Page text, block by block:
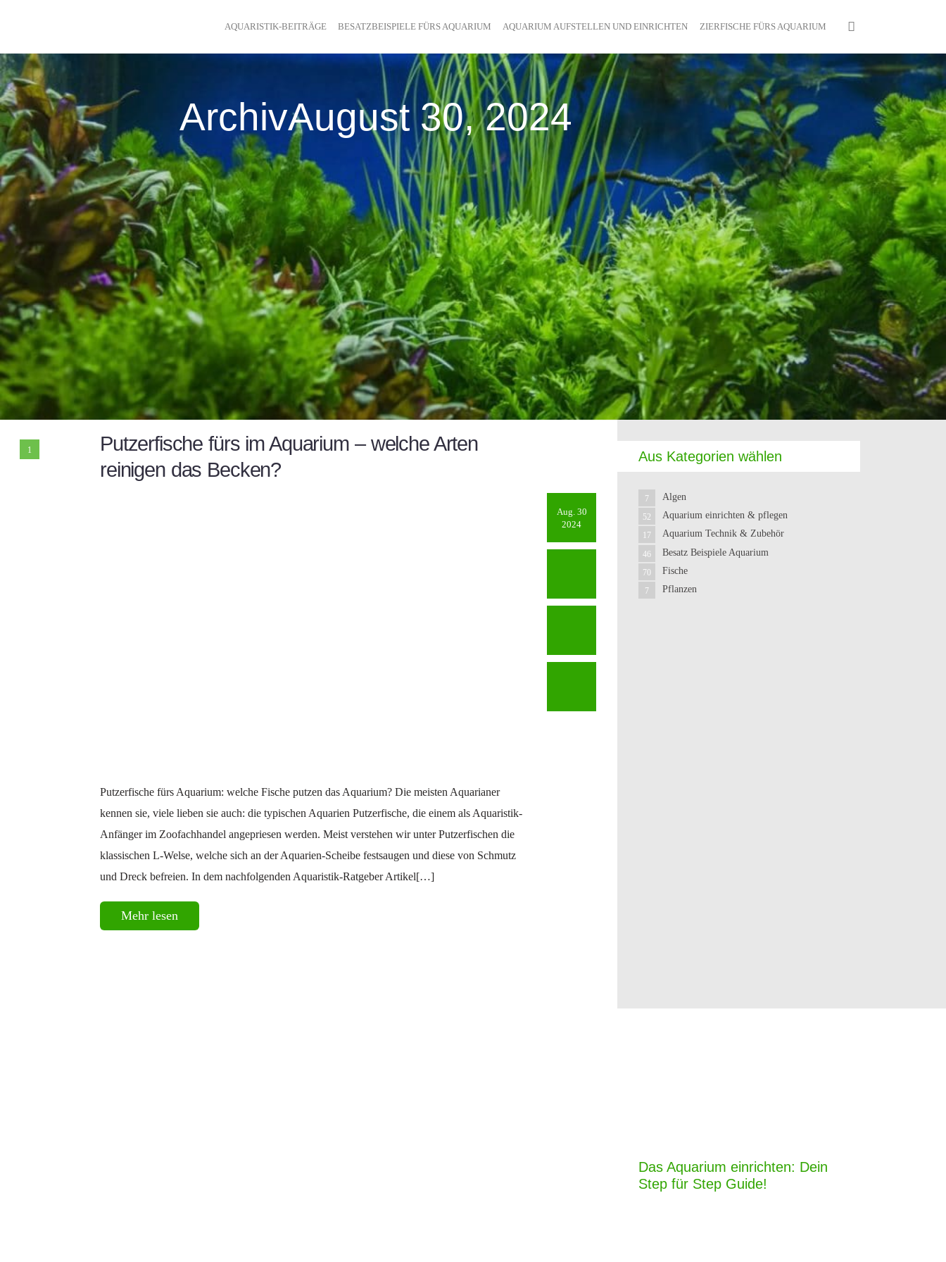
AQUARISTIK-BEITRÄGE BESATZBEISPIELE FÜRS AQUARIUM AQUARIUM AUFSTELLEN UND EINRICHTEN ZIERFISCHE FÜRS AQUARIUM
ArchivAugust 30, 2024
1
Putzerfische fürs im Aquarium – welche Arten
reinigen das Becken?
Aug. 30
2024
Putzerfische fürs Aquarium: welche Fische putzen das Aquarium? Die meisten Aquarianer
kennen sie, viele lieben sie auch: die typischen Aquarien Putzerfische, die einem als Aquaristik-
Anfänger im Zoofachhandel angepriesen werden. Meist verstehen wir unter Putzerfischen die
klassischen L-Welse, welche sich an der Aquarien-Scheibe festsaugen und diese von Schmutz
und Dreck befreien. In dem nachfolgenden Aquaristik-Ratgeber Artikel[…]
Mehr lesen
Aus Kategorien wählen
Algen
7
Aquarium einrichten & pflegen
52
Aquarium Technik & Zubehör
17
Besatz Beispiele Aquarium
46
Fische
70
Pflanzen
7
Das Aquarium einrichten: Dein
Step für Step Guide!